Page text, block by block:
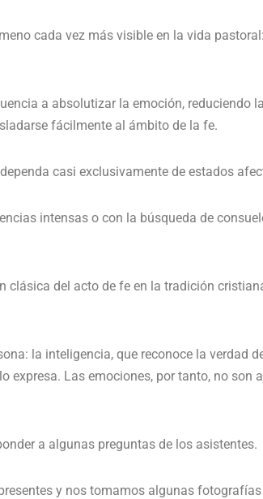
cada vez más visible en la vida
a absolutizar la emoción,
fácilmente al ámbito de la fe.
casi exclusivamente de estados
intensas o con la búsqueda de
clásica del acto de fe en la tradición
la inteligencia, que reconoce la verdad
expresa. Las emociones, por tanto, no son
a algunas preguntas de los asistentes.
y nos tomamos algunas